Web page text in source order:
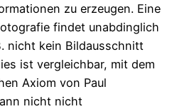
zu erzeugen. Eine
findet unabdinglich
nicht kein Bildausschnitt
ist vergleichbar, mit dem
Axiom von Paul
nicht nicht